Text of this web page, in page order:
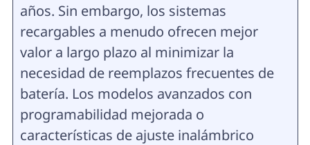
años. Sin embargo, los sistemas
recargables a menudo ofrecen mejor
valor a largo plazo al minimizar la
necesidad de reemplazos frecuentes de
batería. Los modelos avanzados con
programabilidad mejorada o
características de ajuste inalámbrico